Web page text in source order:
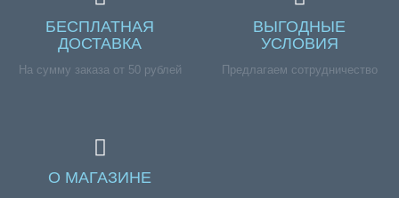
БЕСПЛАТНАЯ
ДОСТАВКА
На сумму заказа от 50 рублей
ВЫГОДНЫЕ
УСЛОВИЯ
Предлагаем сотрудничество
О МАГАЗИНЕ